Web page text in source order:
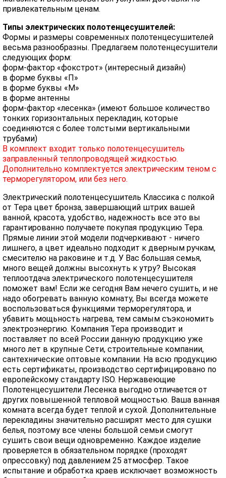
привлекательным ценам.
Типы электрических полотенцесушителей:
Формы и размеры современных полотенцесушителей
весьма разнообразны. Предлагаем полотенцесушители
следующих форм:
форм-фактор «фокстрот» (интересный дизайн)
в форме буквы «П»
в форме буквы «М»
в форме антенны
форм-фактор «лесенка» (имеют большое количество
тонких горизонтальных перекладин, которые
соединяются с более толстыми вертикальными
трубами)
В комплект входит только полотенцесушитель
заправленный теплопроводящей жидкостью.
Дополнительно комплектуется электрическим теном с
терморегулятором, или без него.
Электрический полотенцесушитель Классика с полкой
от Тера цвет бронза, завершающий штрих вашей
ванной, красота, удобство, надежность все это вы
гарантированно получаете покупая продукцию Тера.
Прямые линии этой модели подчеркивают - ничего
лишнего, а цвет идеально подходит к дверным ручкам,
смесителю на раковине и т.д. У Вас большая семья,
много вещей должны высохнуть к утру? Высокая
теплоотдача электрического полотенцесушителя
поможет вам! Если же сегодня Вам нечего сушить, и не
надо обогревать ванную комнату, Вы всегда можете
воспользоваться функциями терморегулятора, и
убавить мощьность нагрева, тем самым съэкономить
электроэнергию. Компания Тера производит и
поставляет по всей России данную продукцию уже
много лет в крупные Сети, строительные компании,
сантехнические оптовые компании. На всю продукцию
есть сертификаты, производство сертифицировано по
европейскому стандарту ISO. Нержавеющие
Полотенцесушители Лесенка выгодно отличается от
других повышенной тепловой мощностью. Ваша ванная
комната всегда будет теплой и сухой. Дополнительные
перекладины значительно расширят место для сушки
белья, поэтому все члены большой семьи смогут
сушить свои вещи одновременно. Каждое изделие
проверяется в обязательном порядке (проходят
опрессовку) под давлением 25 атмосфер. Такое
испытание и обработка краев исключает возможность